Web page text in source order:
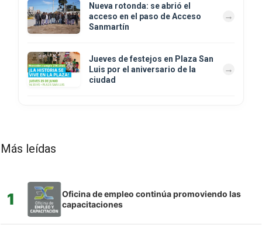
Nueva rotonda: se abrió el
acceso en el paso de Acceso
Sanmartín
Jueves de festejos en Plaza San
Luis por el aniversario de la
ciudad
Más leídas
1
Oficina de empleo continúa promoviendo las
capacitaciones